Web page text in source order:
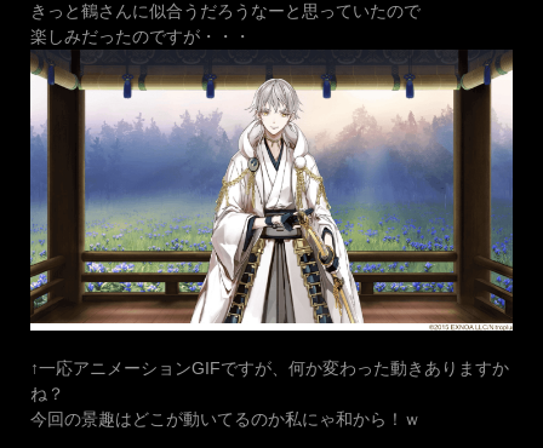
きっと鶴さんに似合うだろうなーと思っていたので
楽しみだったのですが・・・
↑一応アニメーションGIFですが、何か変わった動きありますか
ね？
今回の景趣はどこが動いてるのか私にゃ和から！ｗ